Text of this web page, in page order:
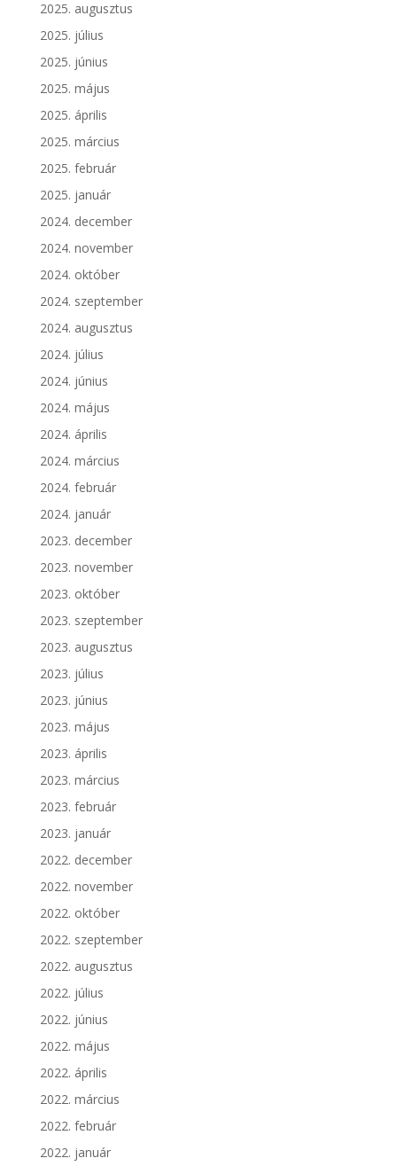
2025. augusztus
2025. július
2025. június
2025. május
2025. április
2025. március
2025. február
2025. január
2024. december
2024. november
2024. október
2024. szeptember
2024. augusztus
2024. július
2024. június
2024. május
2024. április
2024. március
2024. február
2024. január
2023. december
2023. november
2023. október
2023. szeptember
2023. augusztus
2023. július
2023. június
2023. május
2023. április
2023. március
2023. február
2023. január
2022. december
2022. november
2022. október
2022. szeptember
2022. augusztus
2022. július
2022. június
2022. május
2022. április
2022. március
2022. február
2022. január